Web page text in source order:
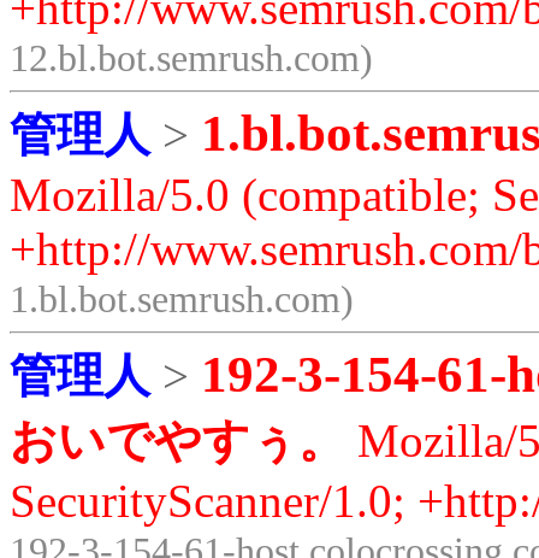
12.bl.bot.semrush.com)
管理人 >
Mozilla/5.0 (compatible;
+http://
1.bl.bot.semrush.com)
管理人 > 192-3-154-61-
おいでやすぅ。
Mozilla/
SecurityScanner/1.0;